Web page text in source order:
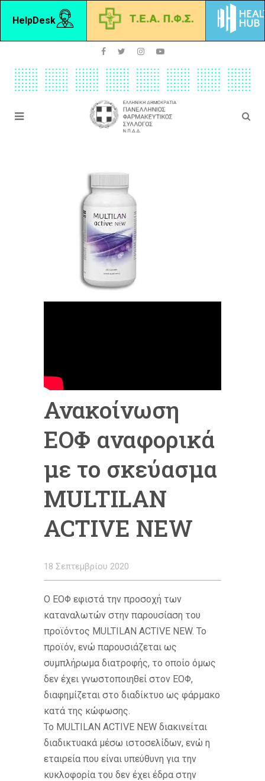
HelpDesk
Ανακοίνωση
ΕΟΦ αναφορικά
με το σκεύασμα
MULTILAN
ACTIVE NEW
18 Σεπτεμβρίου 2020
Ο ΕΟΦ εφιστά την προσοχή των
καταναλωτών στην παρουσίαση του
προϊόντος MULTILAN ACTIVE NEW. Το
προϊόν, ενώ παρουσιάζεται ως
συμπλήρωμα διατροφής, το οποίο όμως
δεν έχει γνωστοποιηθεί στον ΕΟΦ,
διαφημίζεται στο διαδίκτυο ως φάρμακο
κατά της κώφωσης.
Το MULTILAN ACTIVE NEW διακινείται
διαδικτυακά μέσω ιστοσελίδων, ενώ η
εταιρεία που είναι υπεύθυνη για την
κυκλοφορία του δεν έχει έδρα στην